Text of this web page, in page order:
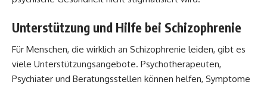
Unterstützung und Hilfe bei Schizophrenie
Für Menschen, die wirklich an Schizophrenie leiden, gibt es
viele Unterstützungsangebote. Psychotherapeuten,
Psychiater und Beratungsstellen können helfen, Symptome